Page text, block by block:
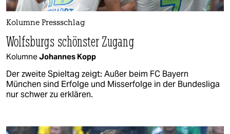
Kolumne Pressschlag
Wolfsburgs schönster Zugang
KolumneJohannes Kopp
Der zweite Spieltag zeigt: Außer beim FC Bayern
München sind Erfolge und Misserfolge in der Bundesliga
nur schwer zu erklären.